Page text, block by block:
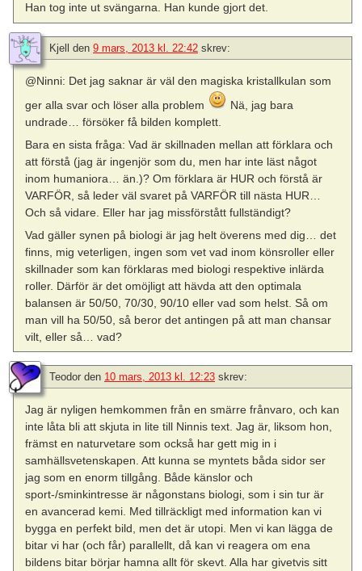
Han tog inte ut svängarna. Han kunde gjort det.
Kjell den 9 mars, 2013 kl. 22:42 skrev:
@Ninni: Det jag saknar är väl den magiska kristallkulan som
ger alla svar och löser alla problem
Nä, jag bara
undrade… försöker få bilden komplett.
Bara en sista fråga: Vad är skillnaden mellan att förklara och
att förstå (jag är ingenjör som du, men har inte läst något
inom humaniora… än.)? Om förklara är HUR och förstå är
VARFÖR, så leder väl svaret på VARFÖR till nästa HUR…
Och så vidare. Eller har jag missförstått fullständigt?
Vad gäller synen på biologi är jag helt överens med dig… det
finns, mig veterligen, ingen som vet vad inom könsroller eller
skillnader som kan förklaras med biologi respektive inlärda
roller. Därför är det omöjligt att hävda att den optimala
balansen är 50/50, 70/30, 90/10 eller vad som helst. Så om
man vill ha 50/50, så beror det antingen på att man chansar
vilt, eller så… vad?
Teodor den 10 mars, 2013 kl. 12:23 skrev:
Jag är nyligen hemkommen från en smärre frånvaro, och kan
inte låta bli att skjuta in lite till Ninnis text. Jag är, liksom hon,
främst en naturvetare som också har gett mig in i
samhällsvetenskapen. Att kunna se myntets båda sidor ser
jag som en enorm tillgång. Både känslor och
sport-/sminkintresse är någonstans biologi, som i sin tur är
en avancerad kemi. Med tillräckligt med information kan vi
bygga en perfekt bild, men det är utopi. Men vi kan lägga de
bitar vi har (och får) parallellt, då kan vi reagera om ena
bildens bitar börjar hamna allt för skevt. Alla har givetvis sitt